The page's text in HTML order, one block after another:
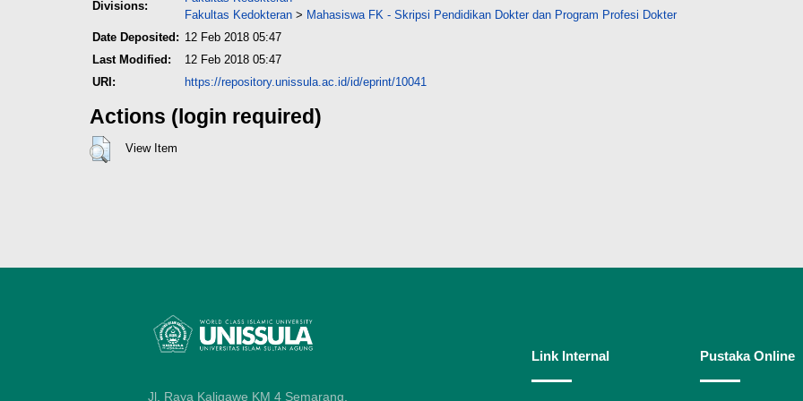
Divisions:
Fakultas Kedokteran > Mahasiswa FK - Skripsi Pendidikan Dokter dan Program Profesi Dokter
Date Deposited: 12 Feb 2018 05:47
Last Modified:
12 Feb 2018 05:47
URI:
https://repository.unissula.ac.id/id/eprint/10041
Actions (login required)
View Item
Jl. Raya Kaligawe KM 4 Semarang,
Link Internal Pustaka Online